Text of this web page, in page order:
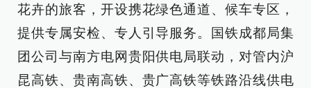
花卉的旅客，开设携花绿色通道、候车专区，
提供专属安检、专人引导服务。国铁成都局集
团公司与南方电网贵阳供电局联动，对管内沪
昆高铁、贵南高铁、贵广高铁等铁路沿线供电